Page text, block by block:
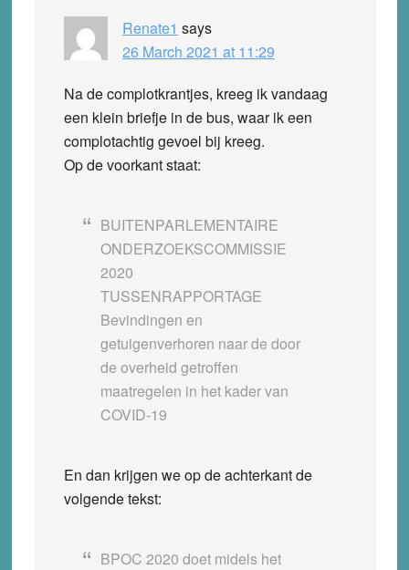
Renate1 says
26 March 2021 at 11:29
Na de complotkrantjes, kreeg ik vandaag
een klein briefje in de bus, waar ik een
complotachtig gevoel bij kreeg.
Op de voorkant staat:
BUITENPARLEMENTAIRE
ONDERZOEKSCOMMISSIE
2020
TUSSENRAPPORTAGE
Bevindingen en
getuigenverhoren naar de door
de overheid getroffen
maatregelen in het kader van
COVID-19
En dan krijgen we op de achterkant de
volgende tekst:
BPOC 2020 doet midels het